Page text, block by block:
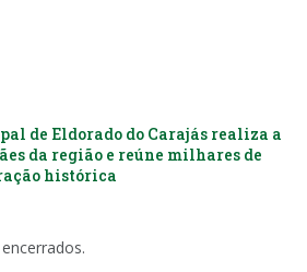
de Eldorado do Carajás realiza a
da região e reúne milhares de
histórica